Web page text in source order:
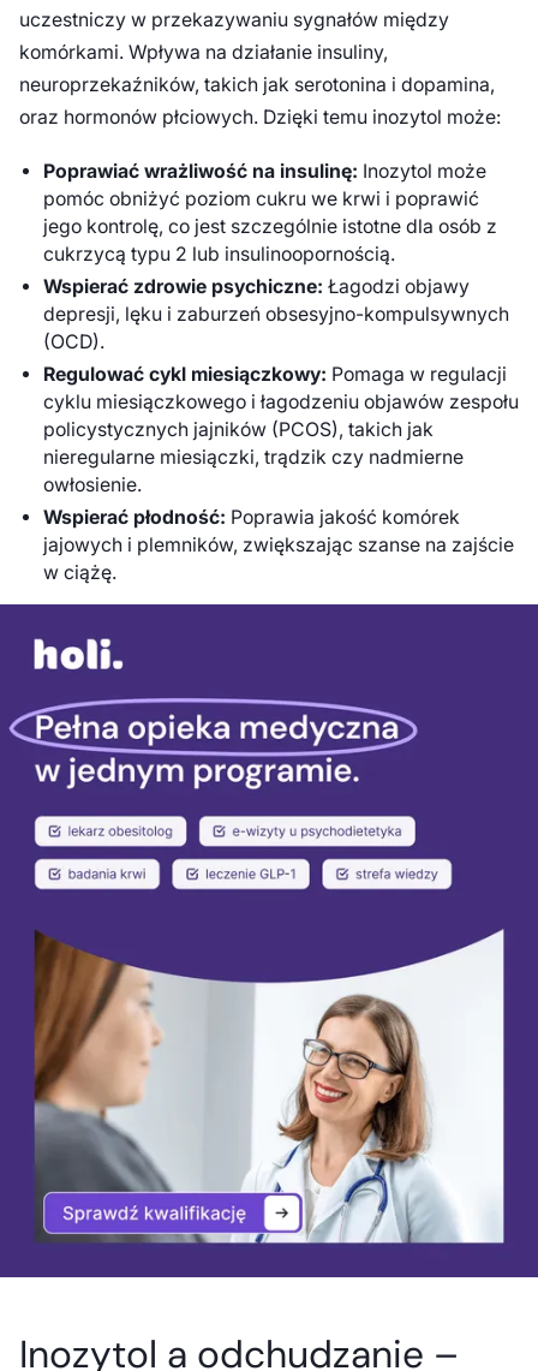
uczestniczy w przekazywaniu sygnałów między
komórkami. Wpływa na działanie insuliny,
neuroprzekaźników, takich jak serotonina i dopamina,
oraz hormonów płciowych. Dzięki temu inozytol może:
Poprawiać wrażliwość na insulinę: Inozytol może
pomóc obniżyć poziom cukru we krwi i poprawić
jego kontrolę, co jest szczególnie istotne dla osób z
cukrzycą typu 2 lub insulinoopornością.
Wspierać zdrowie psychiczne: Łagodzi objawy
depresji, lęku i zaburzeń obsesyjno-kompulsywnych
(OCD).
Regulować cykl miesiączkowy: Pomaga w regulacji
cyklu miesiączkowego i łagodzeniu objawów zespołu
policystycznych jajników (PCOS), takich jak
nieregularne miesiączki, trądzik czy nadmierne
owłosienie.
Wspierać płodność: Poprawia jakość komórek
jajowych i plemników, zwiększając szanse na zajście
w ciążę.
Inozytol a odchudzanie –